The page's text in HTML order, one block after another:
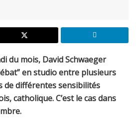
du mois, David Schwaeger
en studio entre plusieurs
de différentes sensibilités
catholique. C’est le cas dans